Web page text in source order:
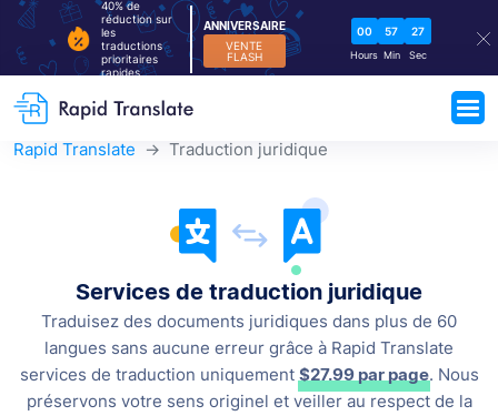
40% de
réduction sur
les
traductions
prioritaires
rapides
ANNIVERSAIRE
VENTE
FLASH
00
Hours
57
Min
26
Sec
Rapid Translate Traduction juridique
Services de traduction juridique
Traduisez des documents juridiques dans plus de 60
langues sans aucune erreur grâce à Rapid Translate
services de traduction uniquement $27.99par page. Nous
préservons votre sens originel et veiller au respect de la